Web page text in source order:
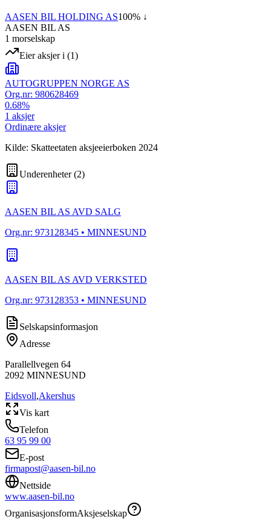
AASEN BIL HOLDING AS100% ↓
AASEN BIL AS
1 morselskap
Eier aksjer i (1)
AUTOGRUPPEN NORGE AS
Org.nr: 980628469
0.68%
1 aksjer
Ordinære aksjer
Kilde: Skatteetaten aksjeeierboken 2024
Underenheter(2)
AASEN BIL AS AVD SALG
Org.nr: 973128345 • MINNESUND
AASEN BIL AS AVD VERKSTED
Org.nr: 973128353 • MINNESUND
Selskapsinformasjon
Adresse
Parallellvegen 64
2092 MINNESUND
Eidsvoll,Akershus
Vis kart
Telefon
63 95 99 00
E-post
firmapost@aasen-bil.no
Nettside
www.aasen-bil.no
OrganisasjonsformAksjeselskap